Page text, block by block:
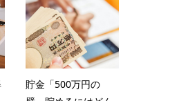
貯金「500万円の